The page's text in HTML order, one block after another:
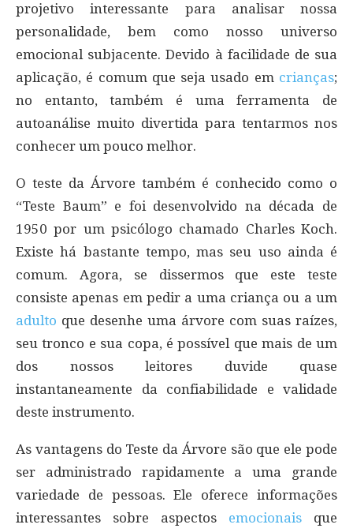
projetivo interessante para analisar nossa
personalidade, bem como nosso universo
emocional subjacente. Devido à facilidade de sua
aplicação, é comum que seja usado em crianças;
no entanto, também é uma ferramenta de
autoanálise muito divertida para tentarmos nos
conhecer um pouco melhor.
O teste da Árvore também é conhecido como o
“Teste Baum” e foi desenvolvido na década de
1950 por um psicólogo chamado Charles Koch.
Existe há bastante tempo, mas seu uso ainda é
comum. Agora, se dissermos que este teste
consiste apenas em pedir a uma criança ou a um
adulto que desenhe uma árvore com suas raízes,
seu tronco e sua copa, é possível que mais de um
dos nossos leitores duvide quase
instantaneamente da confiabilidade e validade
deste instrumento.
As vantagens do Teste da Árvore são que ele pode
ser administrado rapidamente a uma grande
variedade de pessoas. Ele oferece informações
interessantes sobre aspectos emocionais que